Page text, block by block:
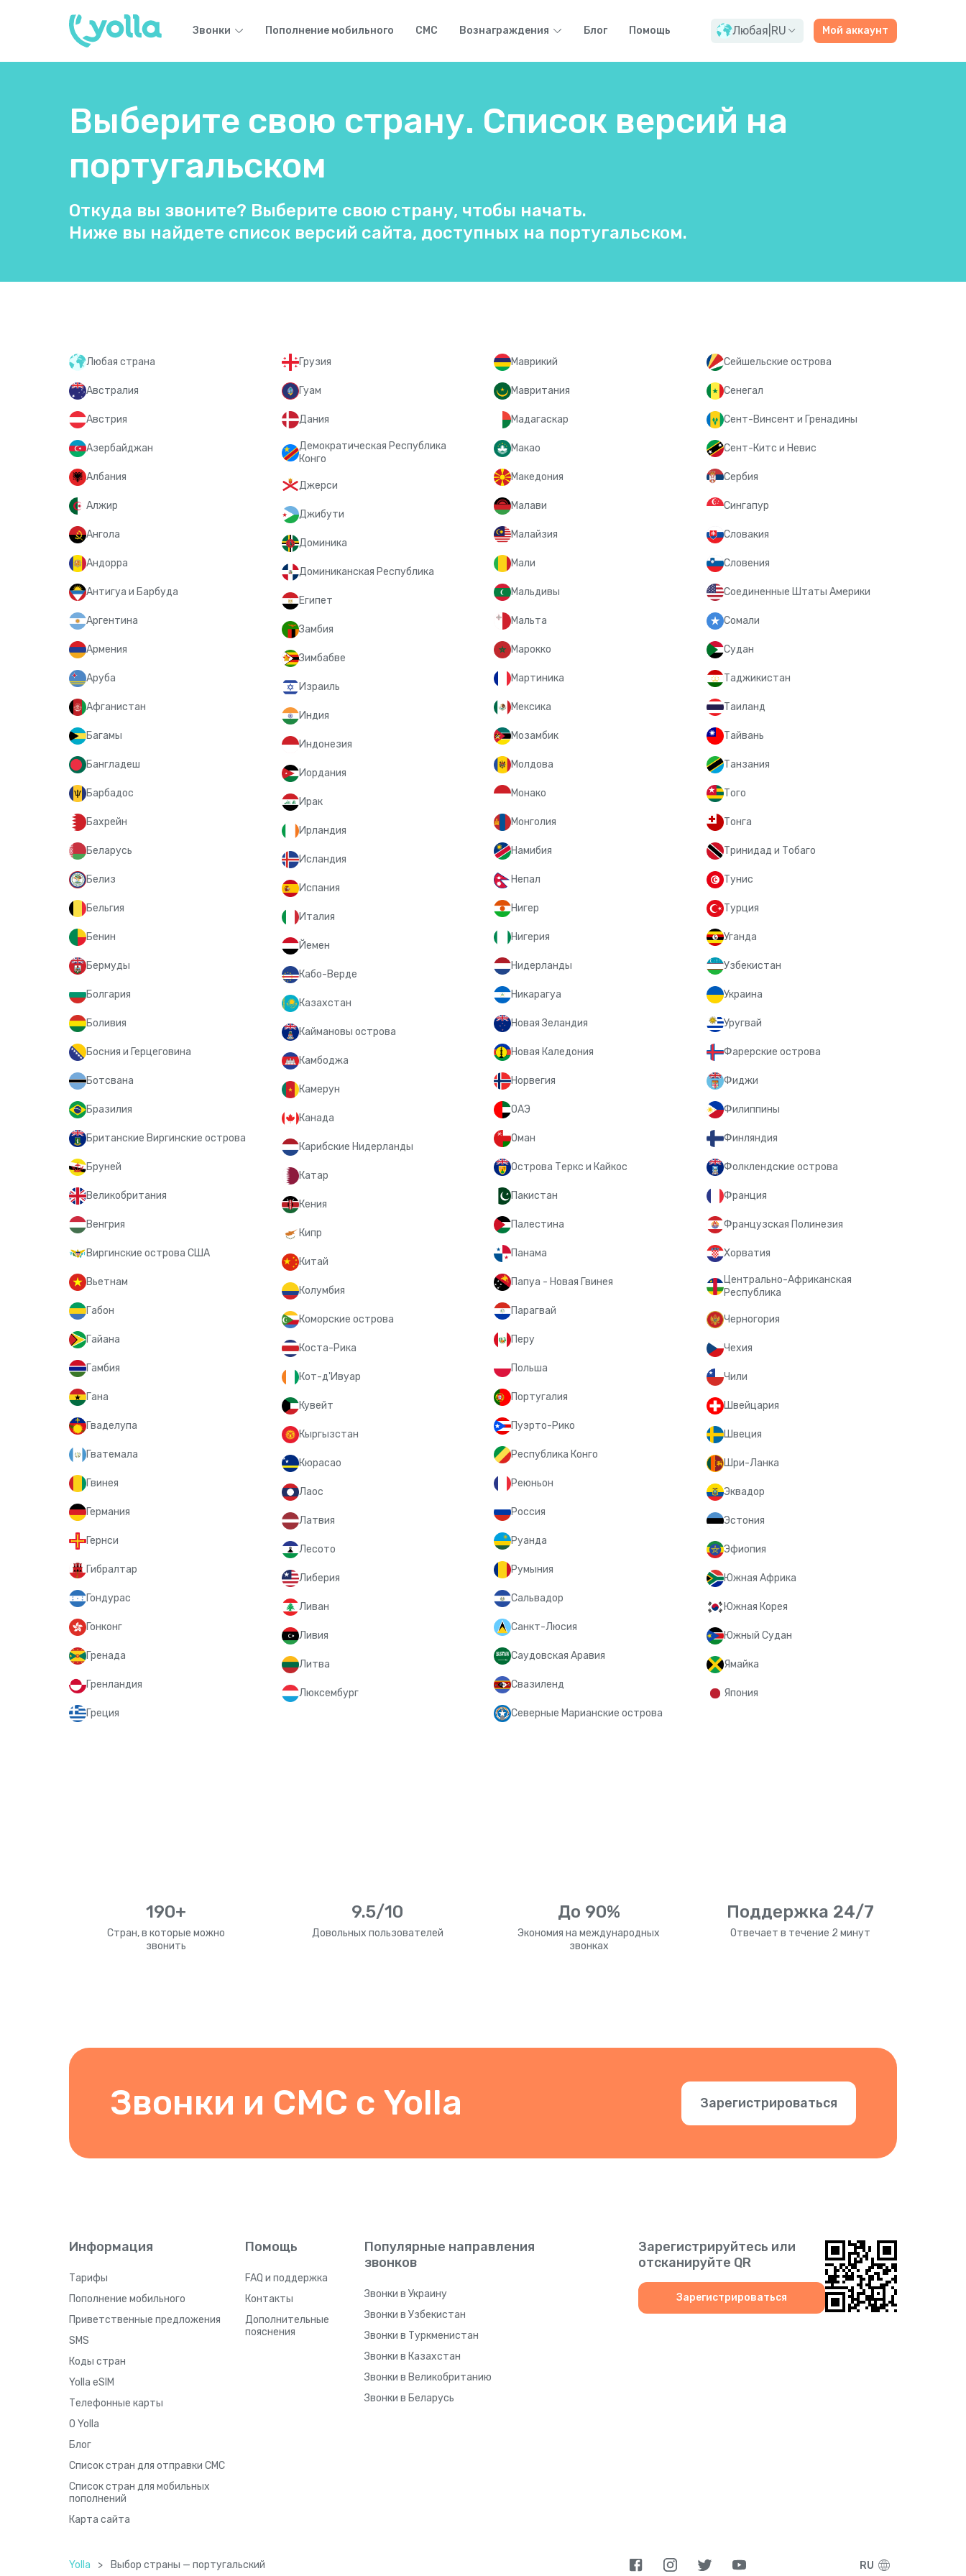
Звонки Пополнение мобильного СМС Вознаграждения Блог Помощь Любая RU Мой аккаунт
Выберите свою страну. Список версий на
португальском
Откуда вы звоните? Выберите свою страну, чтобы начать.
Ниже вы найдете список версий сайта, доступных на португальском.
Любая страна
Австралия
Австрия
Азербайджан
Албания
Алжир
Ангола
Андорра
Антигуа и Барбуда
Аргентина
Армения
Аруба
Афганистан
Багамы
Бангладеш
Барбадос
Бахрейн
Беларусь
Белиз
Бельгия
Бенин
Бермуды
Болгария
Боливия
Босния и Герцеговина
Ботсвана
Бразилия
Британские Виргинские острова
Бруней
Великобритания
Венгрия
Виргинские острова США
Вьетнам
Габон
Гайана
Гамбия
Гана
Гваделупа
Гватемала
Гвинея
Германия
Гернси
Гибралтар
Гондурас
Гонконг
Гренада
Гренландия
Греция
Грузия
Гуам
Дания
Демократическая Республика
Конго
Джерси
Джибути
Доминика
Доминиканская Республика
Египет
Замбия
Зимбабве
Израиль
Индия
Индонезия
Иордания
Ирак
Ирландия
Исландия
Испания
Италия
Йемен
Кабо-Верде
Казахстан
Каймановы острова
Камбоджа
Камерун
Канада
Карибские Нидерланды
Катар
Кения
Кипр
Китай
Колумбия
Коморские острова
Коста-Рика
Кот-д'Ивуар
Кувейт
Кыргызстан
Кюрасао
Лаос
Латвия
Лесото
Либерия
Ливан
Ливия
Литва
Люксембург
Маврикий
Мавритания
Мадагаскар
Макао
Македония
Малави
Малайзия
Мали
Мальдивы
Мальта
Марокко
Мартиника
Мексика
Мозамбик
Молдова
Монако
Монголия
Намибия
Непал
Нигер
Нигерия
Нидерланды
Никарагуа
Новая Зеландия
Новая Каледония
Норвегия
ОАЭ
Оман
Острова Теркс и Кайкос
Пакистан
Палестина
Панама
Папуа - Новая Гвинея
Парагвай
Перу
Польша
Португалия
Пуэрто-Рико
Республика Конго
Реюньон
Россия
Руанда
Румыния
Сальвадор
Санкт-Люсия
Саудовская Аравия
Свазиленд
Северные Марианские острова
Сейшельские острова
Сенегал
Сент-Винсент и Гренадины
Сент-Китс и Невис
Сербия
Сингапур
Словакия
Словения
Соединенные Штаты Америки
Сомали
Судан
Таджикистан
Таиланд
Тайвань
Танзания
Того
Тонга
Тринидад и Тобаго
Тунис
Турция
Уганда
Узбекистан
Украина
Уругвай
Фарерские острова
Фиджи
Филиппины
Финляндия
Фолклендские острова
Франция
Французская Полинезия
Хорватия
Центрально-Африканская
Республика
Черногория
Чехия
Чили
Швейцария
Швеция
Шри-Ланка
Эквадор
Эстония
Эфиопия
Южная Африка
Южная Корея
Южный Судан
Ямайка
Япония
190+
Стран, в которые можно
звонить
9.5/10
Довольных пользователей
До 90%
Экономия на международных
звонках
Поддержка 24/7
Отвечает в течение 2 минут
Звонки и СМС с Yolla Зарегистрироваться
Информация
Тарифы
Пополнение мобильного
Приветственные предложения
SMS
Коды стран
Yolla eSIM
Телефонные карты
О Yolla
Блог
Список стран для отправки СМС
Список стран для мобильных
пополнений
Карта сайта
Помощь
FAQ и поддержка
Контакты
Дополнительные
пояснения
Популярные направления
звонков
Звонки в Украину
Звонки в Узбекистан
Звонки в Туркменистан
Звонки в Казахстан
Звонки в Великобританию
Звонки в Беларусь
Зарегистрируйтесь или
отсканируйте QR
Зарегистрироваться
Yolla > Выбор страны — португальский RU